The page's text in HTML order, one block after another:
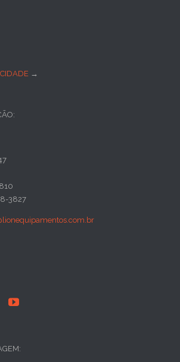
→
3827
